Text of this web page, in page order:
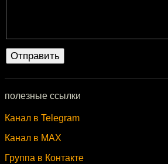
полезные ссылки
Канал в Telegram
Канал в MAX
Группа в Контакте